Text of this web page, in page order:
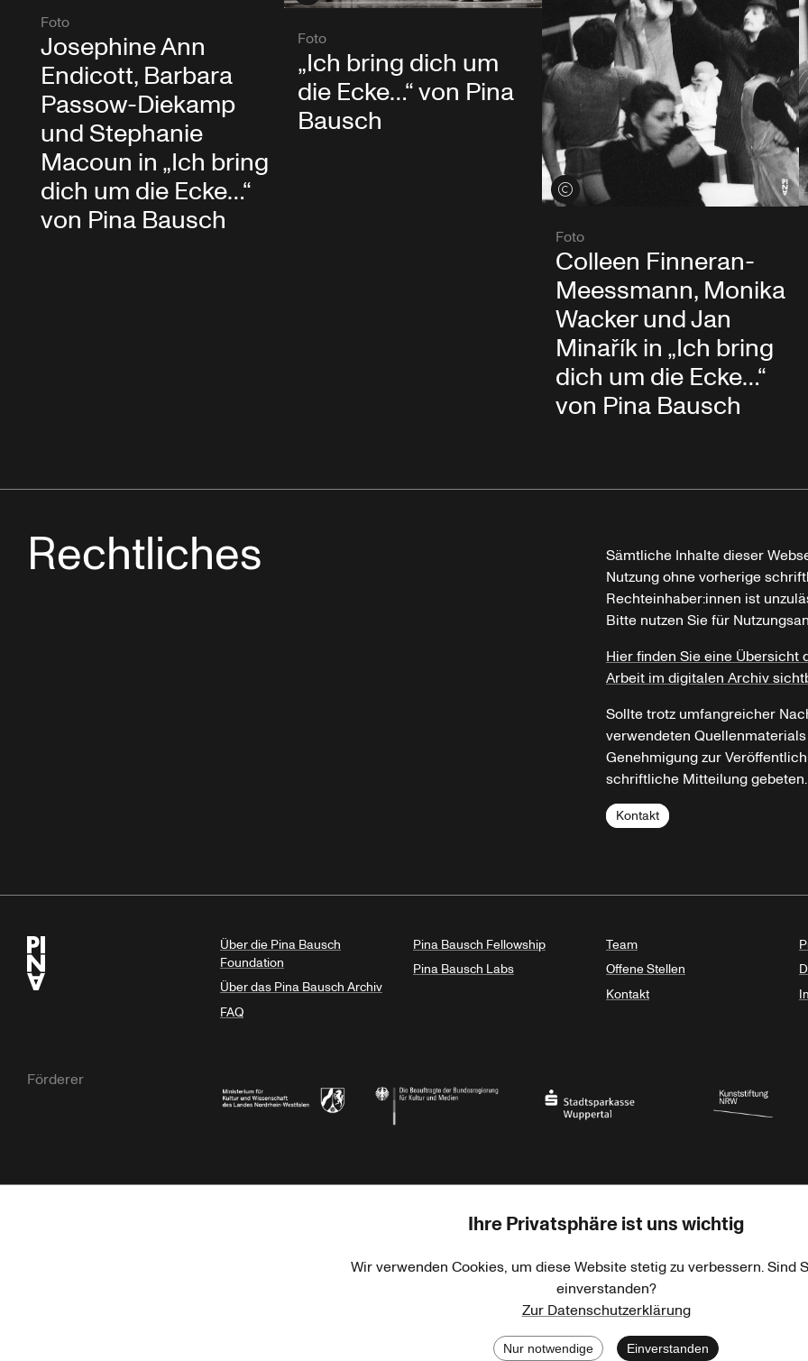
Foto
Josephine Ann
Endicott, Barbara
Passow-Diekamp
und Stephanie
Macoun in „Ich bring
dich um die Ecke…“
von Pina Bausch
Foto
„Ich bring dich um
die Ecke…“ von Pina
Bausch
Credits öffnen
Foto
Colleen Finneran-
Meessmann, Monika
Wacker und Jan
Minařík in „Ich bring
dich um die Ecke…“
von Pina Bausch
Rechtliches
Sämtliche Inhalte dieser
Nutzung ohne vorherige
Rechteinhaber:innen ist
Bitte nutzen Sie für
Hier finden Sie eine Übersicht
Arbeit im digitalen Archiv
Sollte trotz umfangreicher
verwendeten
Genehmigung zur
schriftliche Mitteilung gebeten.
Kontakt
Über die Pina Bausch
Foundation
Über das Pina Bausch Archiv
FAQ
Pina Bausch Fellowship
Pina Bausch Labs
Team
Offene Stellen
Kontakt
Förderer
Dr. Werner Jackstädt Stiftung Haus der Kulturen der Welt Goethe-Institut
Ihre Privatsphäre ist uns wichtig
Wir verwenden Cookies, um diese Website stetig zu verbessern. Sind
einverstanden?
Zur Datenschutzerklärung
Nur notwendige Einverstanden